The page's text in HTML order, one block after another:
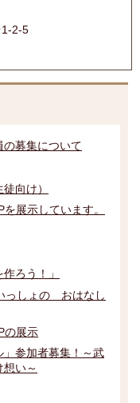
2-5
の募集について
向け）
展示しています。
ろう！」
っしょの おはなし
の展示
」参加者募集！～武
い～